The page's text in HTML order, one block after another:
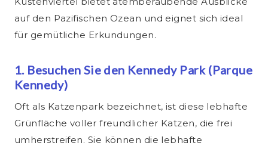
auf den Pazifischen Ozean und eignet sich ideal
für gemütliche Erkundungen.
1. Besuchen Sie den Kennedy Park (Parque
Kennedy)
Oft als Katzenpark bezeichnet, ist diese lebhafte
Grünfläche voller freundlicher Katzen, die frei
umherstreifen. Sie können die lebhafte